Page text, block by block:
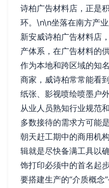
诗柏广告材料店，正是
环。\n\n坐落在南方产
新安威诗柏广告材料店
产体系，在广告材料的
作为本地和跨区域的知
商家，威诗柏常常能看
纸张、影视喷绘喷墨户
从业人员熟知行业规范
多数接待的需求方可能
朝天赶工期中的商用机
辑就是尽快备满工具以
饰打印必须中的首名起
要搭建生产的“介质概